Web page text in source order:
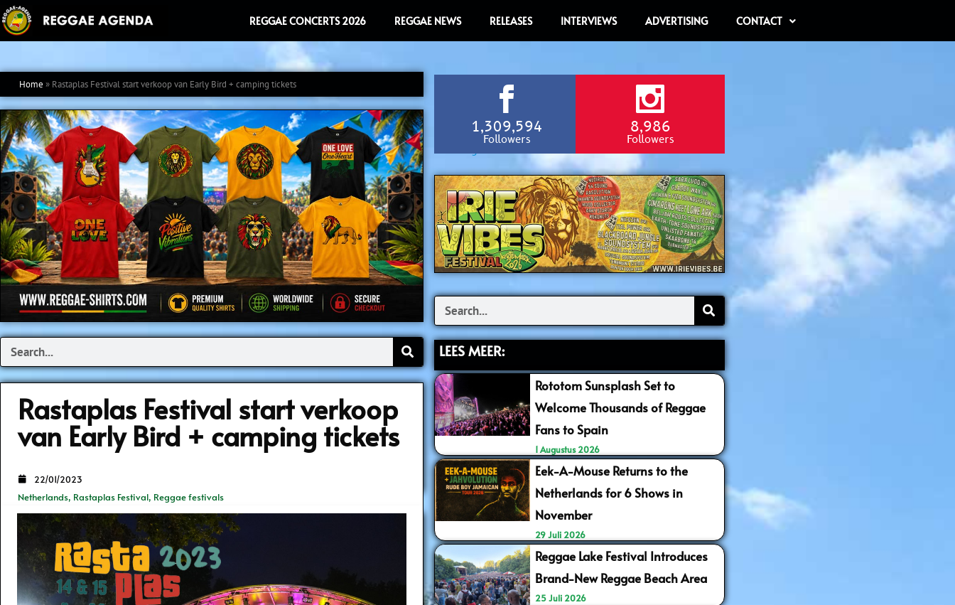
Ga
naar
inhoud
REGGAE CONCERTS 2026 REGGAE NEWS RELEASES INTERVIEWS ADVERTISING CONTACT
Home » Rastaplas Festival start verkoop van Early Bird + camping tickets
Search
Rastaplas Festival start verkoop
van Early Bird + camping tickets
Netherlands, Rastaplas Festival, Reggae festivals
22/01/2023
1,309,594
Followers
8,986
Followers
Search
LEES MEER:
Rototom Sunsplash Set to
Welcome Thousands of Reggae
Fans to Spain
1 Augustus 2026
Eek-A-Mouse Returns to the
Netherlands for 6 Shows in
November
29 Juli 2026
Reggae Lake Festival Introduces
Brand-New Reggae Beach Area
25 Juli 2026